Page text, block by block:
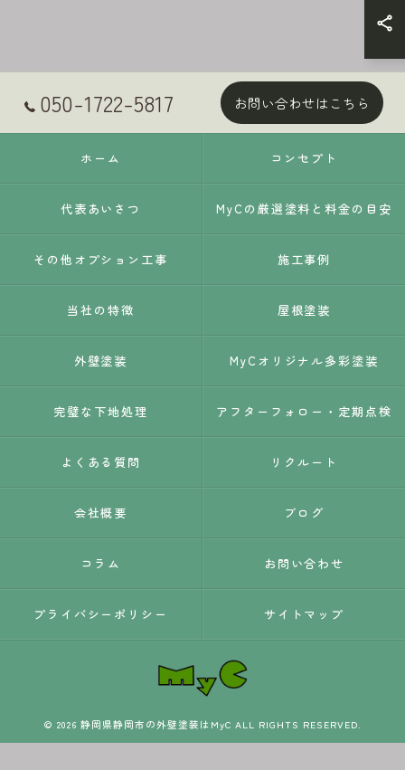
050-1722-5817 お問い合わせはこちら
ホーム コンセプト
代表あいさつ MyCの厳選塗料と料金の目安
その他オプション工事 施工事例
当社の特徴 屋根塗装
外壁塗装 MyCオリジナル多彩塗装
完璧な下地処理 アフターフォロー・定期点検
よくある質問 リクルート
会社概要 ブログ
コラム お問い合わせ
プライバシーポリシー サイトマップ
© 2026 静岡県静岡市の外壁塗装はMyC ALL RIGHTS RESERVED.